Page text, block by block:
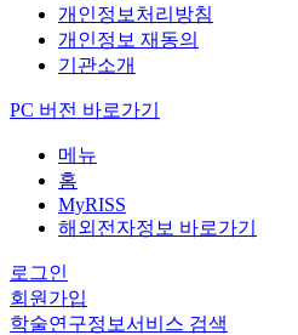
개인정보처리방침
개인정보 재동의
기관소개
PC 버전 바로가기
메뉴
홈
MyRISS
해외전자정보 바로가기
로그인
회원가입
학술연구정보서비스 검색